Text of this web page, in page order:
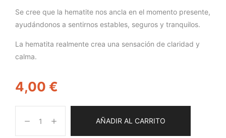
Se cree que la hematite nos ancla en el momento presente,
ayudándonos a sentirnos estables, seguros y tranquilos.
La hematita realmente crea una sensación de claridad y
calma.
4,00 €
AÑADIR AL CARRITO